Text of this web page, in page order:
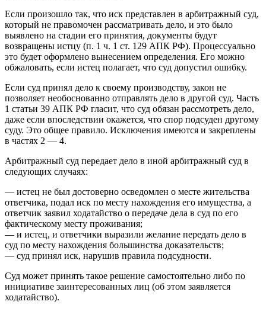
Если произошло так, что иск представлен в арбитражный суд,
который не правомочен рассматривать дело, и это было
выявлено на стадии его принятия, документы будут
возвращены истцу (п. 1 ч. 1 ст. 129 АПК РФ). Процессуально
это будет оформлено вынесением определения. Его можно
обжаловать, если истец полагает, что суд допустил ошибку.
Если суд принял дело к своему производству, закон не
позволяет необоснованно отправлять дело в другой суд. Часть
1 статьи 39 АПК РФ гласит, что суд обязан рассмотреть дело,
даже если впоследствии окажется, что спор подсуден другому
суду. Это общее правило. Исключения имеются и закреплены
в частях 2 — 4.
Арбитражный суд передает дело в иной арбитражный суд в
следующих случаях:
— истец не был достоверно осведомлен о месте жительства
ответчика, подал иск по месту нахождения его имущества, а
ответчик заявил ходатайство о передаче дела в суд по его
фактическому месту проживания;
— и истец, и ответчики выразили желание передать дело в
суд по месту нахождения большинства доказательств;
— суд принял иск, нарушив правила подсудности.
Суд может принять такое решение самостоятельно либо по
инициативе заинтересованных лиц (об этом заявляется
ходатайство).